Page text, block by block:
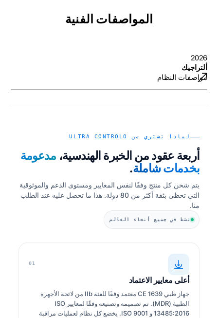
المواصفات الفنية
2026
ألتراجيك
مواصفات النظام
لماذا تشتري من ULTRA CONTROLO
أربعة عقود من الخبرة الهندسية، مدعومة
بخدمات شاملة.
يتم شحن كل منتج وفقًا لنفس المعايير ومستوى الدعم والموثوقية
التي تحظى بثقة أكثر من 80 دولة. هذا ما تحصل عليه عند الطلب
منا.
نشط في جميع أنحاء العالم
01
أعلى معايير الاعتماد
جهاز طبي CE 1639 معتمد وفقًا للفئة IIb من لائحة الأجهزة
الطبية (MDR). تم تصميمه وتصنيعه وفقًا لمعايير ISO
13485:2016 و ISO 9001. يخضع كل نظام لعمليات مراقبة